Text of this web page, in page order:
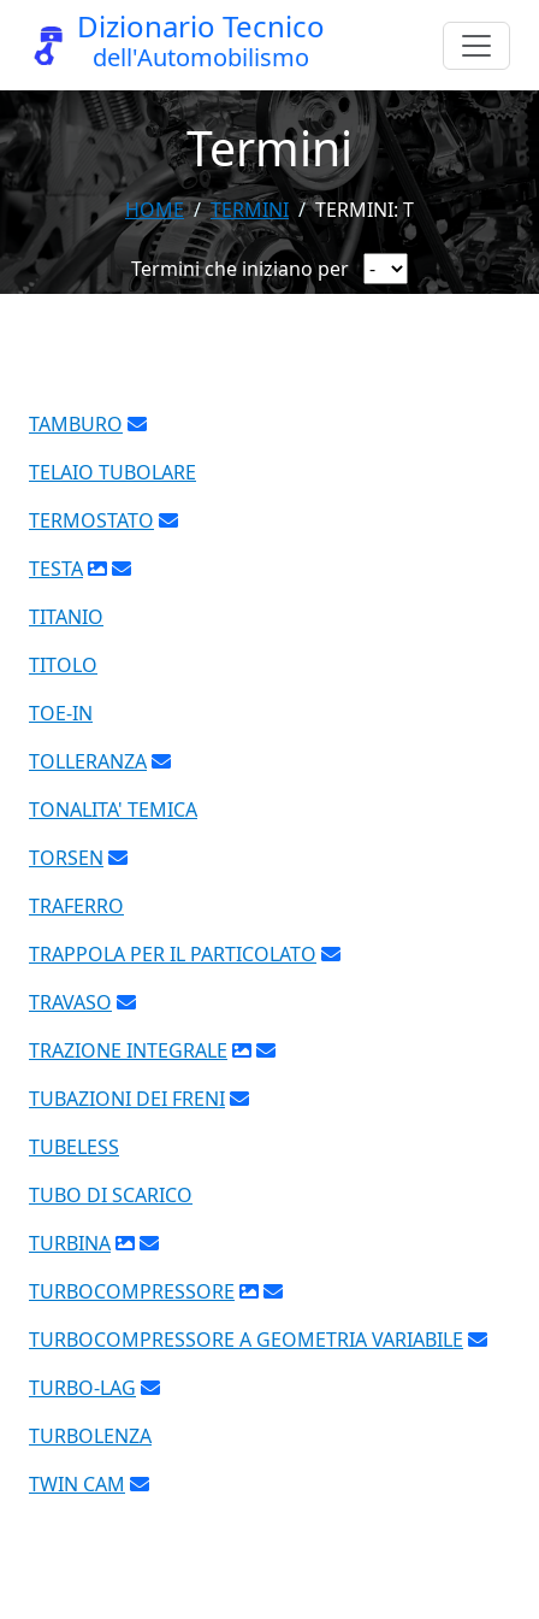
Dizionario Tecnico
dell'Automobilismo
Termini
HOME TERMINI TERMINI: T
Termini che iniziano per
TAMBURO
TELAIO TUBOLARE
TERMOSTATO
TESTA
TITANIO
TITOLO
TOE-IN
TOLLERANZA
TONALITA' TEMICA
TORSEN
TRAFERRO
TRAPPOLA PER IL PARTICOLATO
TRAVASO
TRAZIONE INTEGRALE
TUBAZIONI DEI FRENI
TUBELESS
TUBO DI SCARICO
TURBINA
TURBOCOMPRESSORE
TURBOCOMPRESSORE A GEOMETRIA VARIABILE
TURBO-LAG
TURBOLENZA
TWIN CAM